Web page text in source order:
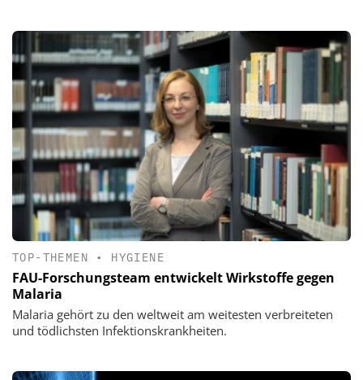
TOP-THEMEN • HYGIENE
FAU-Forschungsteam entwickelt Wirkstoffe gegen
Malaria
Malaria gehört zu den weltweit am weitesten verbreiteten
und tödlichsten Infektionskrankheiten.